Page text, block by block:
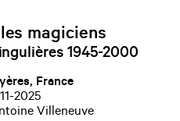
magiciens
1945-2000
France
2025
Villeneuve